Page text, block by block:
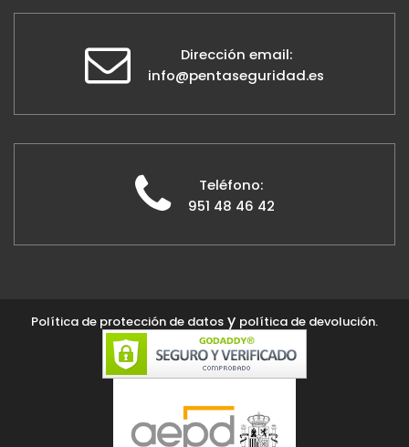
Dirección email:
info@pentaseguridad.es
Teléfono:
951 48 46 42
Política de protección de datos y política de devolución.